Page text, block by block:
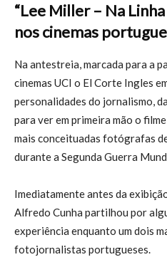
“Lee Miller – Na
nos cinemas
Na antestreia, marcada para a
cinemas UCI o El Corte Ingles
personalidades do jornalismo,
para ver em primeira mão o
mais conceituadas fotógrafas
durante a Segunda Guerra
Imediatamente antes da
Alfredo Cunha partilhou por
experiência enquanto um dois
fotojornalistas portugueses.